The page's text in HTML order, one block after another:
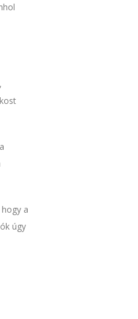
a
úgy